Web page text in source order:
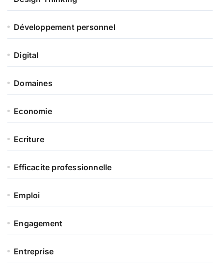
Développement personnel
Digital
Domaines
Economie
Ecriture
Efficacite professionnelle
Emploi
Engagement
Entreprise